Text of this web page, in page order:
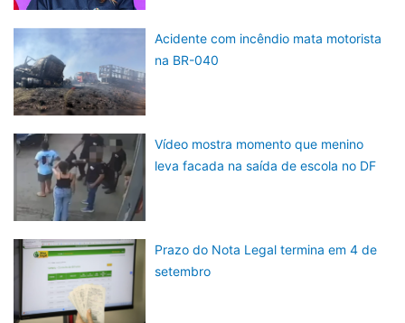
Acidente com incêndio mata motorista
na BR-040
Vídeo mostra momento que menino
leva facada na saída de escola no DF
Prazo do Nota Legal termina em 4 de
setembro